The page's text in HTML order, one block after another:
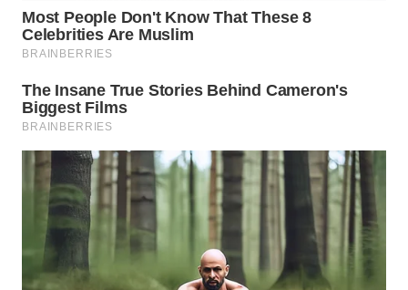
SUKABUMI
WN
WN
TIMUR
WN
SEMARANG
WN